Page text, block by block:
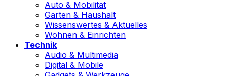
Auto & Mobilität
Garten & Haushalt
Wissenswertes & Aktuelles
Wohnen & Einrichten
Technik
Audio & Multimedia
Digital & Mobile